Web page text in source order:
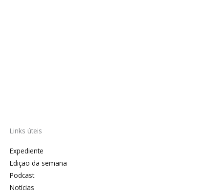
Links úteis
Expediente
Edição da semana
Podcast
Notícias